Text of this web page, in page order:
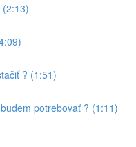
(2:13)
? (1:51)
potrebovať ? (1:11)